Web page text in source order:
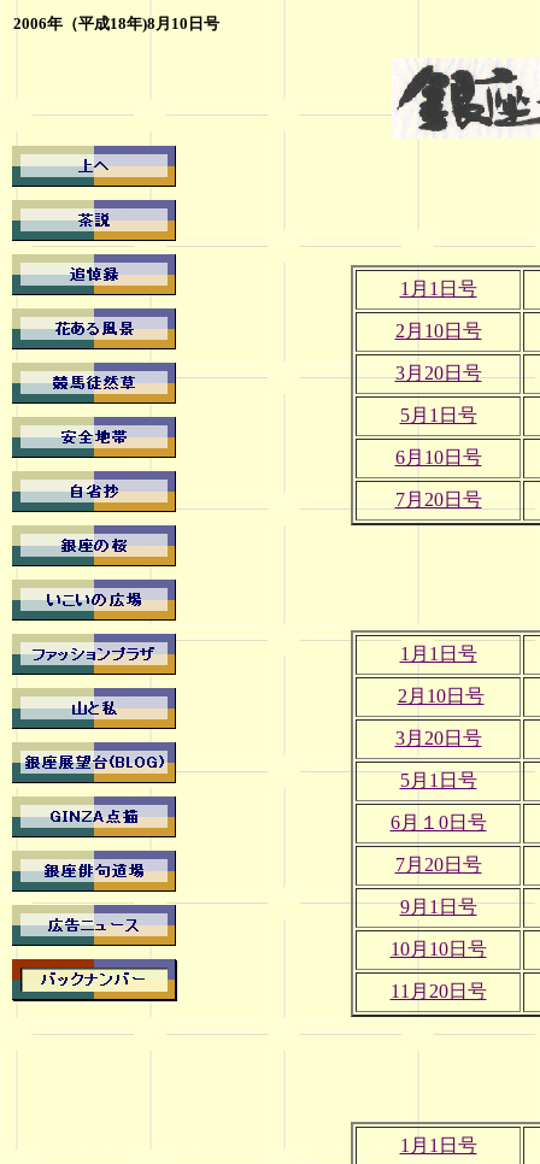
2006年（平成18年)8月10日号
1月1日号
2月10日号
3月20日号
5月1日号
6月10日号
7月20日号
1月1日号
2月10日号
3月20日号
5月1日号
6月１0日号
7月20日号
9月1日号
10月10日号
11月20日号
1月1日号